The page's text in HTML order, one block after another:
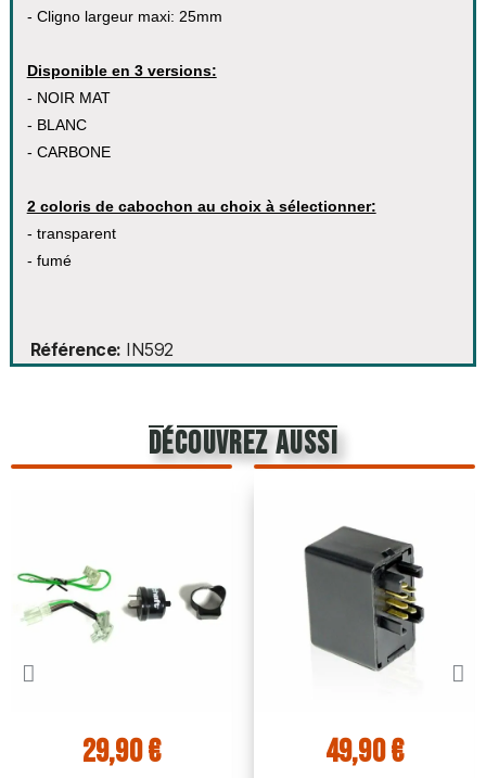
- Cligno largeur maxi: 25mm
Disponible en 3 versions:
- NOIR MAT
- BLANC
- CARBONE
2 coloris de cabochon au choix à sélectionner:
- transparent
- fumé
Référence IN592
découvrez aussi
29,90 € 49,90 €